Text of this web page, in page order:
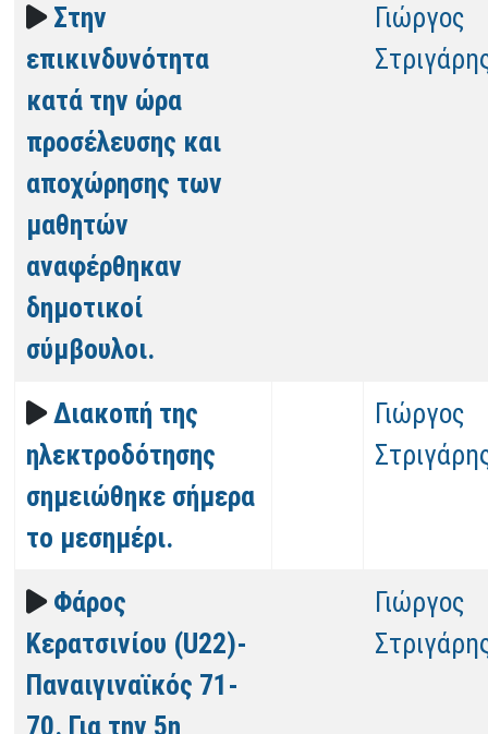
Στην
επικινδυνότητα
κατά την ώρα
προσέλευσης και
αποχώρησης των
μαθητών
αναφέρθηκαν
δημοτικοί
σύμβουλοι.
Γιώργος
Διακοπή της
ηλεκτροδότησης
σημειώθηκε σήμερα
το μεσημέρι.
Γιώργος
Φάρος
Κερατσινίου (U22)-
Παναιγιναϊκός 71-
70. Για την 5η
Γιώργος